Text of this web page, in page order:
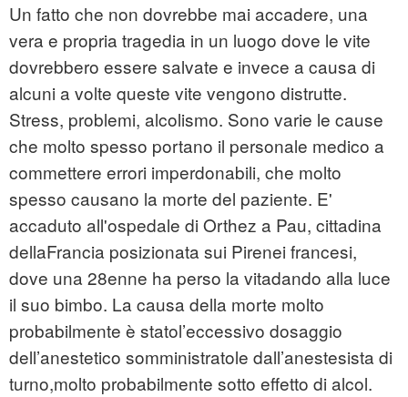
Un fatto che non dovrebbe mai accadere, una
vera e propria tragedia in un luogo dove le vite
dovrebbero essere salvate e invece a causa di
alcuni a volte queste vite vengono distrutte.
Stress, problemi, alcolismo. Sono varie le cause
che molto spesso portano il personale medico a
commettere errori imperdonabili, che molto
spesso causano la morte del paziente. E'
accaduto all'ospedale di Orthez a Pau, cittadina
dellaFrancia posizionata sui Pirenei francesi,
dove una 28enne ha perso la vitadando alla luce
il suo bimbo. La causa della morte molto
probabilmente è statol’eccessivo dosaggio
dell’anestetico somministratole dall’anestesista di
turno,molto probabilmente sotto effetto di alcol.